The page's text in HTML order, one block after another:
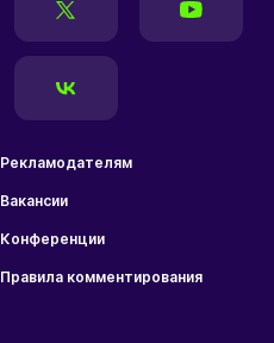
Рекламодателям
Вакансии
Конференции
Правила комментирования